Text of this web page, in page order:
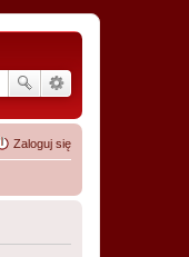
Zaloguj się